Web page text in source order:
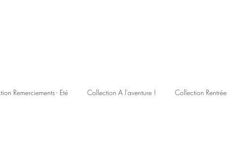
Remerciements - Eté Collection A l'aventure ! Collection Rentrée